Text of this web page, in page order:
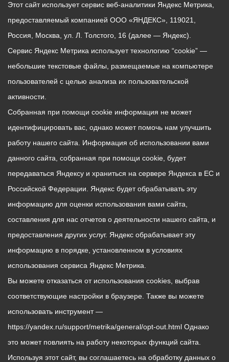
Этот сайт использует сервис веб-аналитики Яндекс Метрика,
предоставляемый компанией ООО «ЯНДЕКС», 119021,
Россия, Москва, ул. Л. Толстого, 16 (далее — Яндекс).
Сервис Яндекс Метрика использует технологию “cookie” —
небольшие текстовые файлы, размещаемые на компьютере
пользователей с целью анализа их пользовательской
активности.
Собранная при помощи cookie информация не может
идентифицировать вас, однако может помочь нам улучшить
работу нашего сайта. Информация об использовании вами
данного сайта, собранная при помощи cookie, будет
передаваться Яндексу и храниться на сервере Яндекса в ЕС и
Российской Федерации. Яндекс будет обрабатывать эту
информацию для оценки использования вами сайта,
составления для нас отчетов о деятельности нашего сайта, и
предоставления других услуг. Яндекс обрабатывает эту
информацию в порядке, установленном в условиях
использования сервиса Яндекс Метрика.
Вы можете отказаться от использования cookies, выбрав
соответствующие настройки в браузере. Также вы можете
использовать инструмент —
https://yandex.ru/support/metrika/general/opt-out.html Однако
это может повлиять на работу некоторых функций сайта.
Используя этот сайт, вы соглашаетесь на обработку данных о